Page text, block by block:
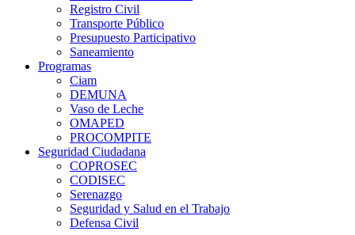
Registro Civil
Transporte Público
Presupuesto Participativo
Saneamiento
Programas
Ciam
DEMUNA
Vaso de Leche
OMAPED
PROCOMPITE
Seguridad Ciudadana
COPROSEC
CODISEC
Serenazgo
Seguridad y Salud en el Trabajo
Defensa Civil